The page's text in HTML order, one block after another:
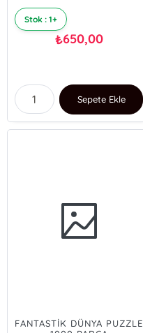
Stok : 1+
₺650,00
Sepete Ekle
FANTASTİK DÜNYA PUZZLE